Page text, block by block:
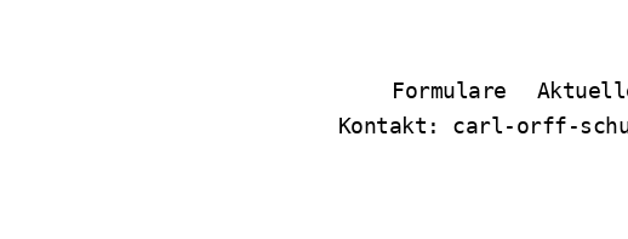
Formulare
Kontakt: carl-orff-